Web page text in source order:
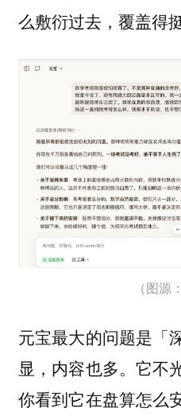
么敷衍过去，覆盖得挺
（图源
元宝最大的问题是「
显，内容也多。它不
你看到它在盘算怎么